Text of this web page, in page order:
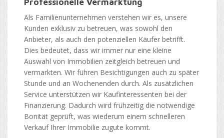
Professionelle Vermarktung
Als Familienunternehmen verstehen wir es, unsere
Kunden exklusiv zu betreuen, was sowohl den
Anbieter, als auch den potenziellen Käufer betrifft.
Dies bedeutet, dass wir immer nur eine kleine
Auswahl von Immobilien zeitgleich betreuen und
vermarkten. Wir führen Besichtigungen auch zu später
Stunde und an Wochenenden durch. Als zusätzlichen
Service unterstützen wir Kaufinteressenten bei der
Finanzierung. Dadurch wird frühzeitig die notwendige
Bonität geprüft, was wiederum einem schnelleren
Verkauf Ihrer Immobilie zugute kommt.